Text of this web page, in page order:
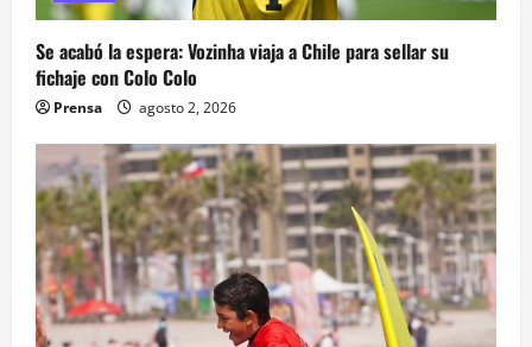
Se acabó la espera: Vozinha viaja a Chile para sellar su
fichaje con Colo Colo
Prensa agosto 2, 2026